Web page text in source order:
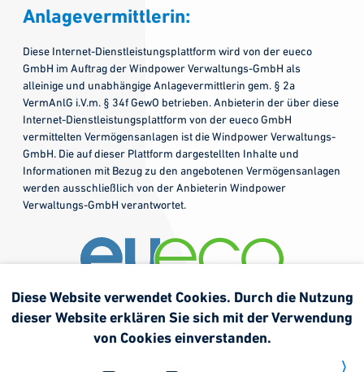
Anlagevermittlerin:
Diese Internet-Dienstleistungsplattform wird von der eueco
GmbH im Auftrag der Windpower Verwaltungs-GmbH als
alleinige und unabhängige Anlagevermittlerin gem. § 2a
VermAnlG i.V.m. § 34f GewO betrieben. Anbieterin der über diese
Internet-Dienstleistungsplattform von der eueco GmbH
vermittelten Vermögensanlagen ist die Windpower Verwaltungs-
GmbH. Die auf dieser Plattform dargestellten Inhalte und
Informationen mit Bezug zu den angebotenen Vermögensanlagen
werden ausschließlich von der Anbieterin Windpower
Verwaltungs-GmbH verantwortet.
Diese Website verwendet Cookies. Durch die Nutzung
dieser Website erklären Sie sich mit der Verwendung
von Cookies einverstanden.